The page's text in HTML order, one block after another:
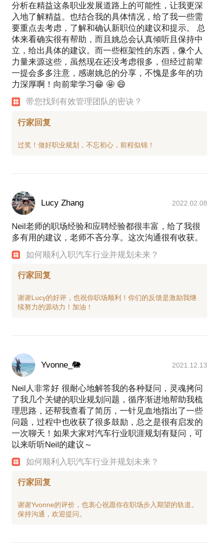
分析在精益这条职业发展道路上的可能性，让我更深
入地了解精益。也结合我的具体情况，给了我一些需
要重点去考虑，了解和确认新职位的建议和提示。 总
体来看确实很有帮助，而且姚总会认真倾听且保持中
立，给出具体的建议。而一些框架性的东西，像个人
力量来源这些，虽然现在还没考虑很多，但经过前辈
一提会多多注意，感谢姚总的分享，不愧是多年的功
力深厚啊！向前辈学习😁 🤩 😄
带您找到有效管理团队的密诀？
行家回复
Lucy Zhang 2022.02.08
Neil老师的职场经验和应聘经验都很丰富，给了我很
多有用的建议，老师不吝分享。这次沟通很有收获。
如何顺利入职汽车行业并规划未来？
行家回复
谢谢Lucy的好评，也祝你职场顺利！你们的反馈是激励我继
Yvonne_🐘 2021.12.13
Neil人非常好 很耐心地解答我的各种疑问，灵魂拷问
了我几个关键的职业规划问题，循序渐进地帮助我梳
理思路，还帮我查看了简历，一针见血地指出了一些
问题，过程中也收获了很多鼓励，总之是很有启发的
一次聊天！如果大家对汽车行业职涯规划有疑问，可
以来听听Neil的建议～
如何顺利入职汽车行业并规划未来？
行家回复
谢谢Yvonne的评价，也衷心祝愿你在职场步入期望的轨道。